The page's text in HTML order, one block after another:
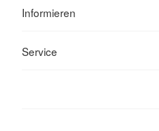
Informieren
Service